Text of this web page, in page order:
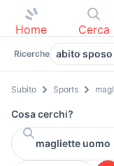
Home Cerca
Ricerche abito
Subito Sports
Cosa cerchi?